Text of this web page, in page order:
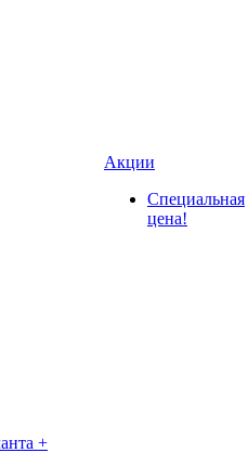
+
Акции
Специальная
цена!